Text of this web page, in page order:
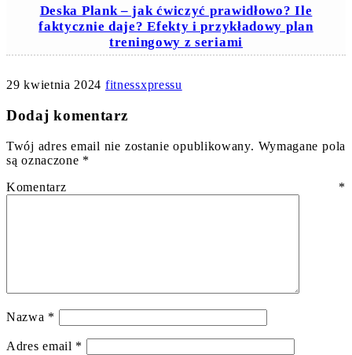
Deska Plank – jak ćwiczyć prawidłowo? Ile
faktycznie daje? Efekty i przykładowy plan
treningowy z seriami
29 kwietnia 2024 fitnessxpressu
Dodaj komentarz
Twój adres email nie zostanie opublikowany. Wymagane pola
są oznaczone *
Komentarz *
Nazwa *
Adres email *